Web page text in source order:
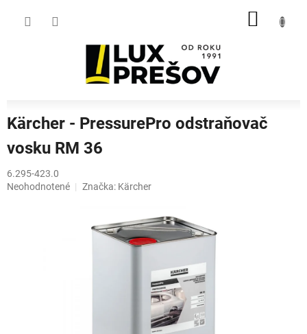
Kärcher - PressurePro odstraňovač
vosku RM 36
6.295-423.0
Priemerné
Neohodnotené Značka: Kärcher